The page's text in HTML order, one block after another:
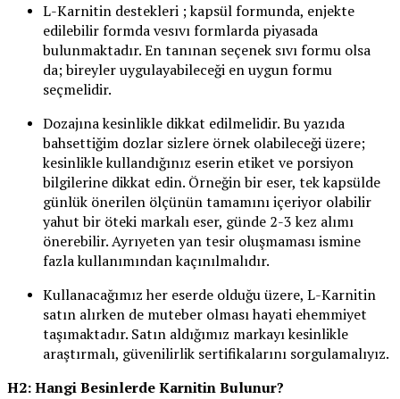
L-Karnitin destekleri ; kapsül formunda, enjekte
edilebilir formda vesıvı formlarda piyasada
bulunmaktadır. En tanınan seçenek sıvı formu olsa
da; bireyler uygulayabileceği en uygun formu
seçmelidir.
Dozajına kesinlikle dikkat edilmelidir. Bu yazıda
bahsettiğim dozlar sizlere örnek olabileceği üzere;
kesinlikle kullandığınız eserin etiket ve porsiyon
bilgilerine dikkat edin. Örneğin bir eser, tek kapsülde
günlük önerilen ölçünün tamamını içeriyor olabilir
yahut bir öteki markalı eser, günde 2-3 kez alımı
önerebilir. Ayrıyeten yan tesir oluşmaması ismine
fazla kullanımından kaçınılmalıdır.
Kullanacağımız her eserde olduğu üzere, L-Karnitin
satın alırken de muteber olması hayati ehemmiyet
taşımaktadır. Satın aldığımız markayı kesinlikle
araştırmalı, güvenilirlik sertifikalarını sorgulamalıyız.
H2: Hangi Besinlerde Karnitin Bulunur?